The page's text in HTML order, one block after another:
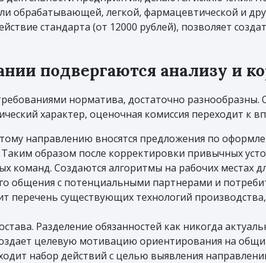
обрабатывающей, легкой, фармацевтической и
стандарта (от 12000 рублей), позволяет
подвергаются анализу и
норматива, достаточно
характер, оценочная комиссия переходит к
направлению вносятся предложения по
образом после корректировки привычных
команд. Создаются алгоритмы на рабочих местах
общения с потенциальными партнерами и
перечень существующих технологий
Разделение обязанностей как никогда
целевую мотивацию ориентирования на
набор действий с целью выявления